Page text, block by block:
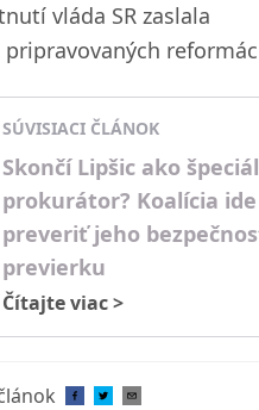
vláda SR zaslala
SÚVISIACI ČLÁNOK
Skončí Lipšic ako
prokurátor? Koalícia ide
preveriť jeho
previerku
Čítajte viac>